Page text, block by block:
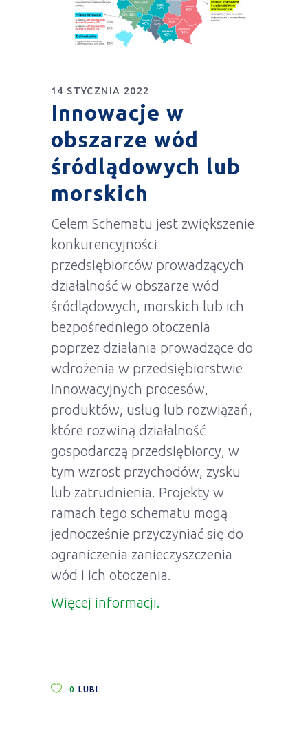
14 STYCZNIA 2022
Innowacje w
obszarze wód
śródlądowych lub
morskich
Celem Schematu jest zwiększenie
konkurencyjności
przedsiębiorców prowadzących
działalność w obszarze wód
śródlądowych, morskich lub ich
bezpośredniego otoczenia
poprzez działania prowadzące do
wdrożenia w przedsiębiorstwie
innowacyjnych procesów,
produktów, usług lub rozwiązań,
które rozwiną działalność
gospodarczą przedsiębiorcy, w
tym wzrost przychodów, zysku
lub zatrudnienia. Projekty w
ramach tego schematu mogą
jednocześnie przyczyniać się do
ograniczenia zanieczyszczenia
wód i ich otoczenia.
Więcej informacji.
0 LUBI